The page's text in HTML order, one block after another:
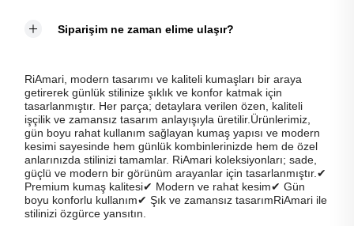
Siparişim ne zaman elime ulaşır?
RiAmari, modern tasarımı ve kaliteli kumaşları bir araya
getirerek günlük stilinize şıklık ve konfor katmak için
tasarlanmıştır. Her parça; detaylara verilen özen, kaliteli
işçilik ve zamansız tasarım anlayışıyla üretilir.Ürünlerimiz,
gün boyu rahat kullanım sağlayan kumaş yapısı ve modern
kesimi sayesinde hem günlük kombinlerinizde hem de özel
anlarınızda stilinizi tamamlar. RiAmari koleksiyonları; sade,
güçlü ve modern bir görünüm arayanlar için tasarlanmıştır.✔
Premium kumaş kalitesi✔ Modern ve rahat kesim✔ Gün
boyu konforlu kullanım✔ Şık ve zamansız tasarımRiAmari ile
stilinizi özgürce yansıtın.